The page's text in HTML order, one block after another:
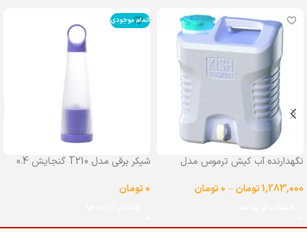
نگهدارنده آب کیش ترموس مدل
1,283,000تومان–
0تومان
اتمام موجودی
شیکر برقی مدل T210 گنجایش 0.4
0تومان